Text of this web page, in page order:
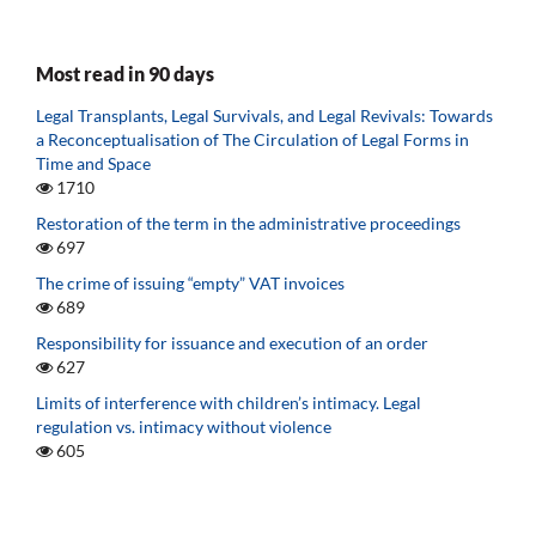
Most read in 90 days
Legal Transplants, Legal Survivals, and Legal Revivals: Towards
a Reconceptualisation of The Circulation of Legal Forms in
Time and Space
1710
Restoration of the term in the administrative proceedings
697
The crime of issuing “empty” VAT invoices
689
Responsibility for issuance and execution of an order
627
Limits of interference with children’s intimacy. Legal
regulation vs. intimacy without violence
605